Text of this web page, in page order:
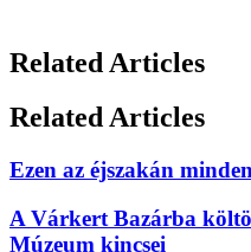
Related Articles
Related Articles
Ezen az éjszakán
A Várkert Bazárba
Múzeum kincsei